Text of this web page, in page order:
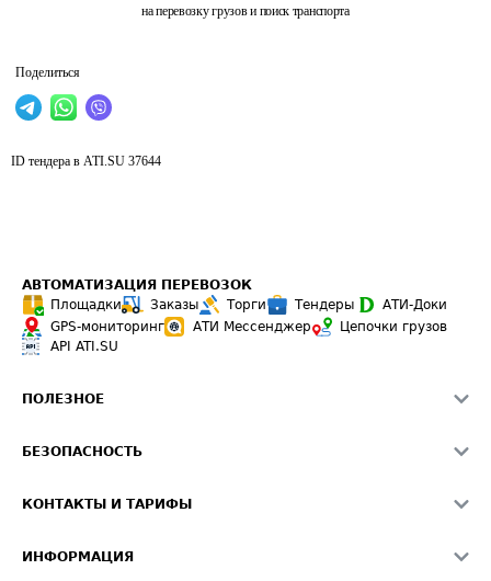
на перевозку грузов и поиск транспорта
Поделиться
ID тендера в ATI.SU 37644
АВТОМАТИЗАЦИЯ ПЕРЕВОЗОК
Площадки
Заказы Торги Тендеры
АТИ-Доки
GPS-мониторинг
АТИ Мессенджер
Цепочки грузов
API ATI.SU
ПОЛЕЗНОЕ
Звезды ATI.SU на вашем сайте
Средние ставки
БЕЗОПАСНОСТЬ
Светофор+
КОНТАКТЫ И ТАРИФЫ
ИНФОРМАЦИЯ